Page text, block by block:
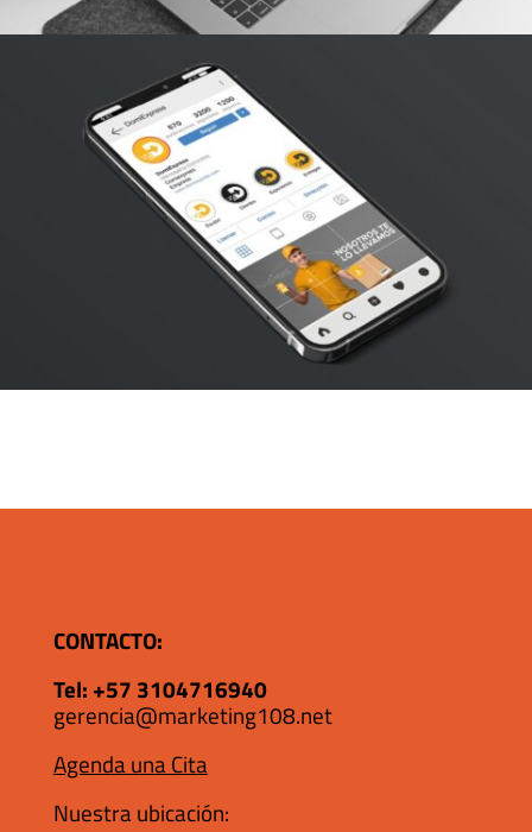
CONTACTO:
Tel: +57 3104716940
gerencia@marketing108.net
Agenda una Cita
Nuestra ubicación: